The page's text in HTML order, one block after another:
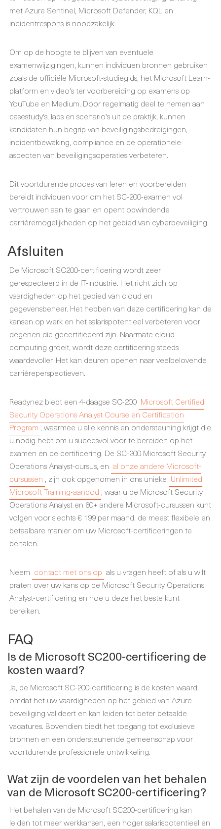
met Azure Sentinel, Microsoft Defender, KQL en
incidentrespons is noodzakelijk.
Om op de hoogte te blijven van eventuele
examenwijzigingen, kunnen individuen bronnen gebruiken
zoals de officiële Microsoft-studiegids, het Microsoft Learn-
platform en video's ter voorbereiding op examens op
YouTube en Medium. Door regelmatig deel te nemen aan
casestudy's, labs en scenario's uit de praktijk, kunnen
kandidaten hun begrip van beveiligingsbedreigingen,
incidentbewaking, compliance en de operationele
aspecten van beveiligingsoperaties verbeteren.
Dit voortdurende proces van leren en voorbereiden
bereidt individuen voor om het SC-200-examen vol
vertrouwen aan te gaan en opent opwindende
carrièremogelijkheden op het gebied van cyberbeveiliging.
Afsluiten
De Microsoft SC200-certificering wordt zeer
gerespecteerd in de IT-industrie. Het richt zich op
vaardigheden op het gebied van cloud en
gegevensbeheer. Het hebben van deze certificering kan de
kansen op werk en het salarispotentieel verbeteren voor
degenen die gecertificeerd zijn. Naarmate cloud
computing groeit, wordt deze certificering steeds
waardevoller. Het kan deuren openen naar veelbelovende
carrièreperspectieven.
Readynez biedt een 4-daagse SC-200 Microsoft Certified
Security Operations Analyst Course en Certification
Program , waarmee u alle kennis en ondersteuning krijgt die
u nodig hebt om u succesvol voor te bereiden op het
examen en de certificering. De SC-200 Microsoft Security
Operations Analyst-cursus, en al onze andere Microsoft-
cursussen , zijn ook opgenomen in ons unieke Unlimited
Microsoft Training-aanbod , waar u de Microsoft Security
Operations Analyst en 60+ andere Microsoft-cursussen kunt
volgen voor slechts € 199 per maand, de meest flexibele en
betaalbare manier om uw Microsoft-certificeringen te
behalen.
Neem contact met ons op als u vragen heeft of als u wilt
praten over uw kans op de Microsoft Security Operations
Analyst-certificering en hoe u deze het beste kunt
bereiken.
FAQ
Is de Microsoft SC200-certificering de
kosten waard?
Ja, de Microsoft SC-200-certificering is de kosten waard,
omdat het uw vaardigheden op het gebied van Azure-
beveiliging valideert en kan leiden tot beter betaalde
vacatures. Bovendien biedt het toegang tot exclusieve
bronnen en een ondersteunende gemeenschap voor
voortdurende professionele ontwikkeling.
Wat zijn de voordelen van het behalen
van de Microsoft SC200-certificering?
Het behalen van de Microsoft SC200-certificering kan
leiden tot meer werkkansen, een hoger salarispotentieel en